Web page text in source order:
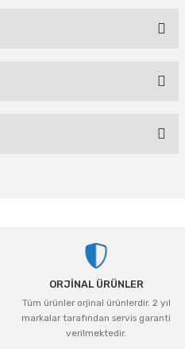
bulunuyor.ORJİNAL ÜRÜNLER
Tüm ürünler orjinal ürünlerdir. 2 yıl
markalar tarafından servis garanti
verilmektedir.